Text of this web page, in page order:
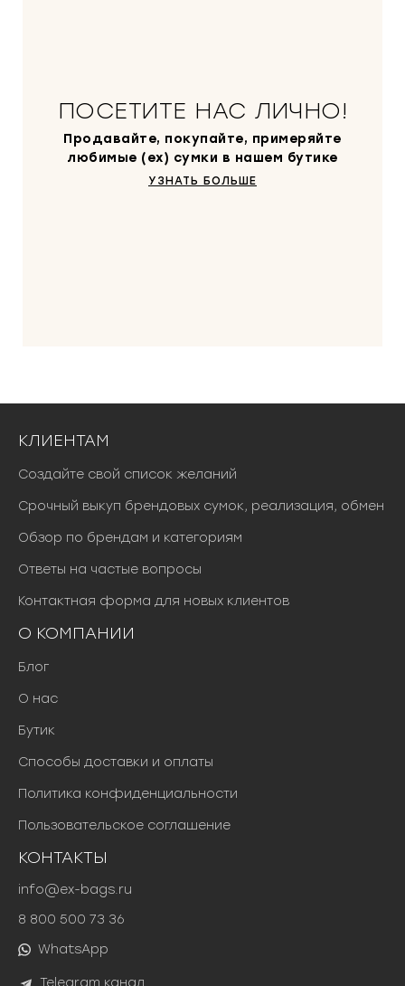
ПОСЕТИТЕ НАС ЛИЧНО!
Продавайте, покупайте, примеряйте
любимые (ex) сумки в нашем бутике
УЗНАТЬ БОЛЬШЕ
КЛИЕНТАМ
Создайте свой список желаний
Срочный выкуп брендовых сумок, реализация, обмен
Обзор по брендам и категориям
Ответы на частые вопросы
Контактная форма для новых клиентов
О КОМПАНИИ
Блог
О нас
Бутик
Способы доставки и оплаты
Политика конфиденциальности
Пользовательское соглашение
КОНТАКТЫ
info@ex-bags.ru
8 800 500 73 36
WhatsApp
Telegram канал